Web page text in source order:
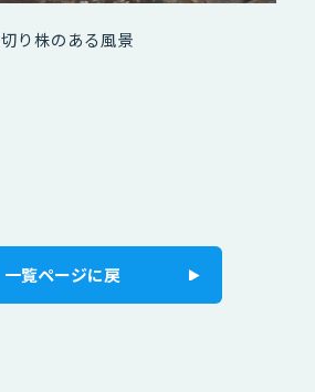
切り株のある風景
一覧ページに戻